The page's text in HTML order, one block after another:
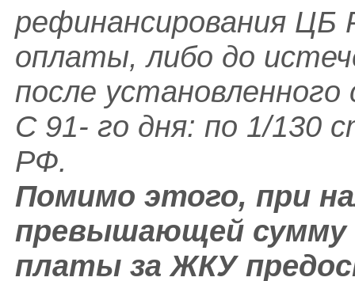
рефинансирования ЦБ
оплаты, либо до
после
С 91- го дня: по 1/130
РФ.
Помимо этого, при
превышающей сумму
платы за ЖКУ